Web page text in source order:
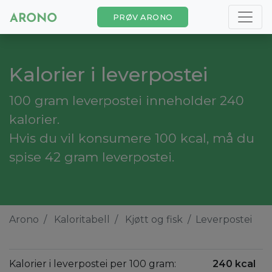
PRØV ARONO
Kalorier i leverpostei
100 gram leverpostei inneholder 240
kalorier.
Hvis du vil konsumere 100 kcal, må du
spise 42 gram leverpostei.
Arono Kaloritabell Kjøtt og fisk Leverpostei
Kalorier i leverpostei per 100 gram: 240 kcal